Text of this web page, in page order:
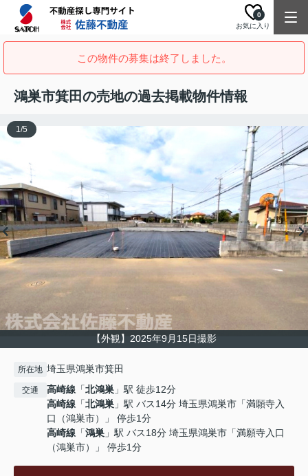
お気に入り
0
この物件の募集は終了しました。
鴻巣市箕田の売地の過去掲載物件情報
【外観】2025年9月15日撮影
1/5
所在地 埼玉県鴻巣市箕田
交通 高崎線 「北鴻巣 」駅 徒歩12分
高崎線 「北鴻巣 」駅 バス14分 埼玉県鴻巣市「満願寺入
口（鴻巣市）」 停歩1分
高崎線 「鴻巣 」駅 バス18分 埼玉県鴻巣市「満願寺入口
（鴻巣市）」 停歩1分